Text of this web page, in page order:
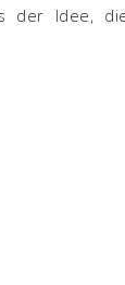
der Idee,